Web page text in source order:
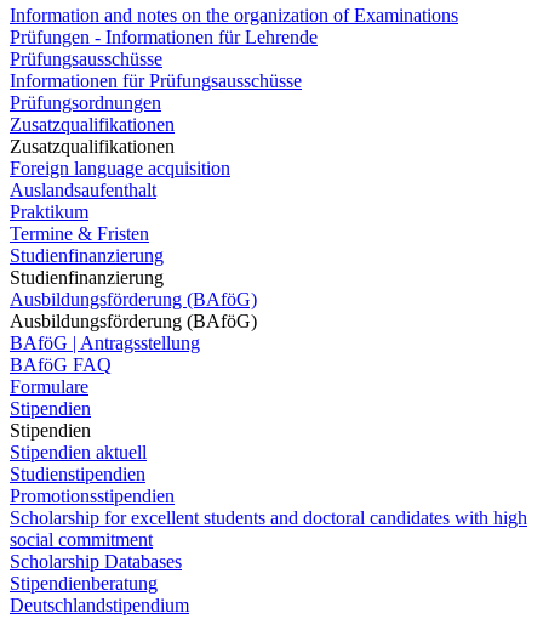
Information and notes on the organization of Examinations
Prüfungen - Informationen für Lehrende
Prüfungsausschüsse
Informationen für Prüfungsausschüsse
Prüfungsordnungen
Zusatzqualifikationen
Zusatzqualifikationen
Foreign language acquisition
Auslandsaufenthalt
Praktikum
Termine & Fristen
Studienfinanzierung
Studienfinanzierung
Ausbildungsförderung (BAföG)
Ausbildungsförderung (BAföG)
BAföG | Antragsstellung
BAföG FAQ
Formulare
Stipendien
Stipendien
Stipendien aktuell
Studienstipendien
Promotionsstipendien
Scholarship for excellent students and doctoral candidates with high
social commitment
Scholarship Databases
Stipendienberatung
Deutschlandstipendium